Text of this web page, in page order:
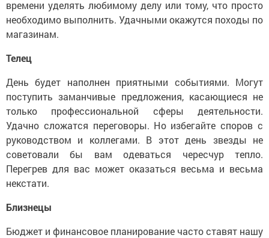
времени уделять любимому делу или тому, что просто
необходимо выполнить. Удачными окажутся походы по
магазинам.
Телец
День будет наполнен приятными событиями. Могут
поступить заманчивые предложения, касающиеся не
только профессиональной сферы деятельности.
Удачно сложатся пере­говоры. Но избегайте споров с
руководством и коллегами. В этот день звезды не
советовали бы вам одеваться чересчур тепло.
Перегрев для вас может оказаться весьма и весьма
некстати.
Близнецы
Бюджет и финансовое планирование часто ставят нашу